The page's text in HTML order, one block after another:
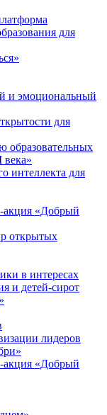
для
и эмоциональный
для
образовательных
интеллекта для
акция «Добрый
открытых
в интересах
и детей-сирот
лидеров
акция «Добрый